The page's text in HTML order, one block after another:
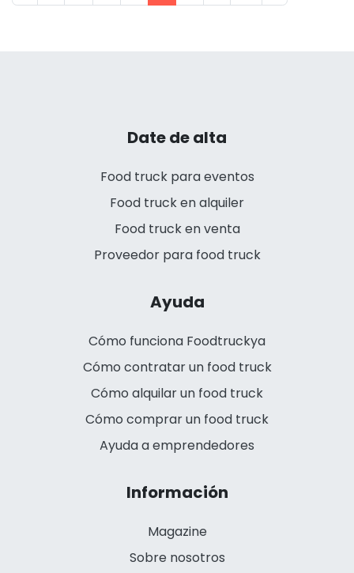
Date de alta
Food truck para eventos
Food truck en alquiler
Food truck en venta
Proveedor para food truck
Ayuda
Cómo funciona Foodtruckya
Cómo contratar un food truck
Cómo alquilar un food truck
Cómo comprar un food truck
Ayuda a emprendedores
Información
Magazine
Sobre nosotros